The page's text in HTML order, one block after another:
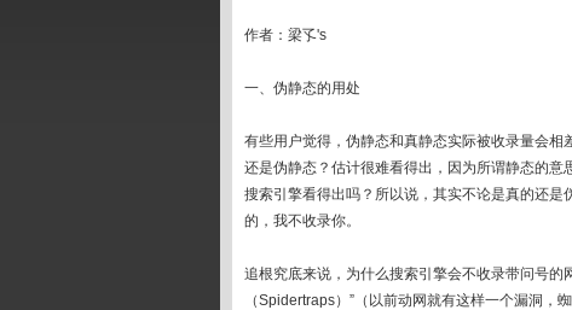
作者：梁孓's
一、伪静态的用处
有些用户觉得，伪静态和真静态实际被收录量会
还是伪静态？估计很难看得出，因为所谓静态的
搜索引擎看得出吗？所以说，其实不论是真的还
的，我不收录你。
追根究底来说，为什么搜索引擎会不收录带问号
（Spidertraps）”（以前动网就有这样一个漏洞